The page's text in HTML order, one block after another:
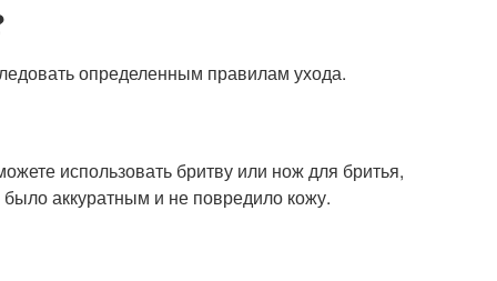
определенным правилам ухода.
использовать бритву или нож для бритья,
аккуратным и не повредило кожу.